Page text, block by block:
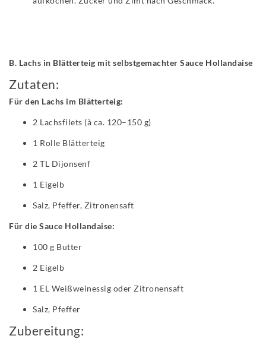
B. Lachs in Blätterteig mit selbstgemachter Sauce Hollandaise
Zutaten:
Für den Lachs im Blätterteig:
2 Lachsfilets (à ca. 120–150 g)
1 Rolle Blätterteig
2 TL Dijonsenf
1 Eigelb
Salz, Pfeffer, Zitronensaft
Für die Sauce Hollandaise:
100 g Butter
2 Eigelb
1 EL Weißweinessig oder Zitronensaft
Salz, Pfeffer
Zubereitung: